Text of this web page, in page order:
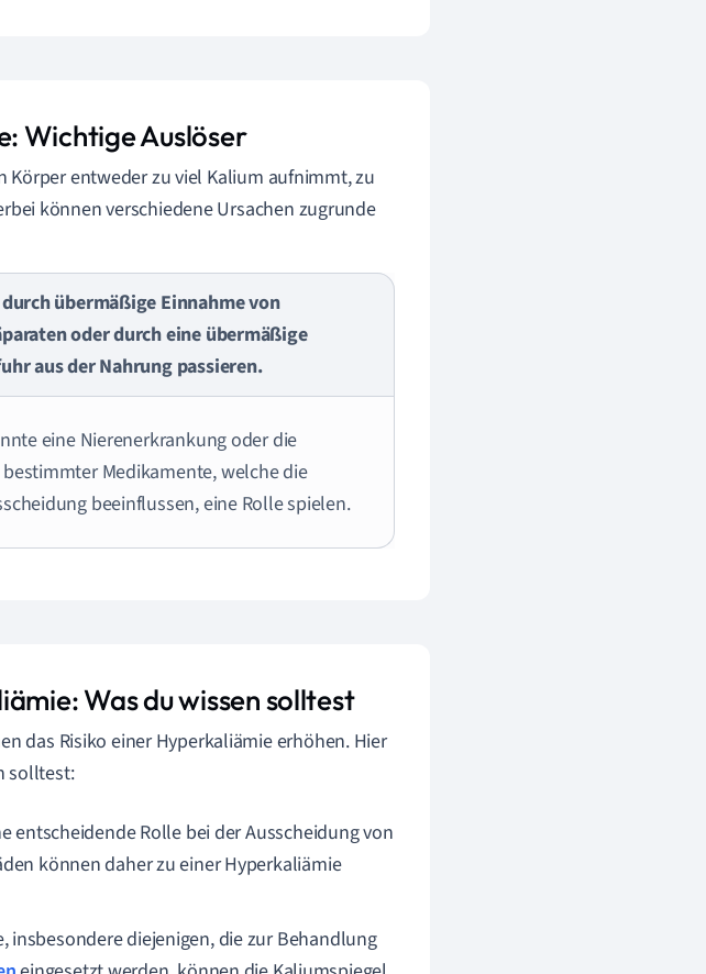
Wichtige Auslöser
entweder zu viel Kalium aufnimmt, zu
können verschiedene Ursachen zugrunde
übermäßige Einnahme von
oder durch eine übermäßige
aus der Nahrung passieren.
eine Nierenerkrankung oder die
Medikamente, welche die
beeinflussen, eine Rolle spielen.
Was du wissen solltest
das Risiko einer Hyperkaliämie erhöhen. Hier
solltest:
entscheidende Rolle bei der Ausscheidung von
können daher zu einer Hyperkaliämie
diejenigen, die zur Behandlung